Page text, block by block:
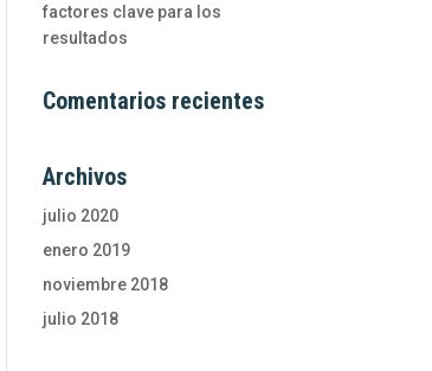
factores clave para los
resultados
Comentarios recientes
Archivos
julio 2020
enero 2019
noviembre 2018
julio 2018